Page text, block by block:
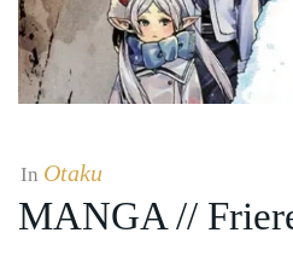
In Otaku
MANGA //